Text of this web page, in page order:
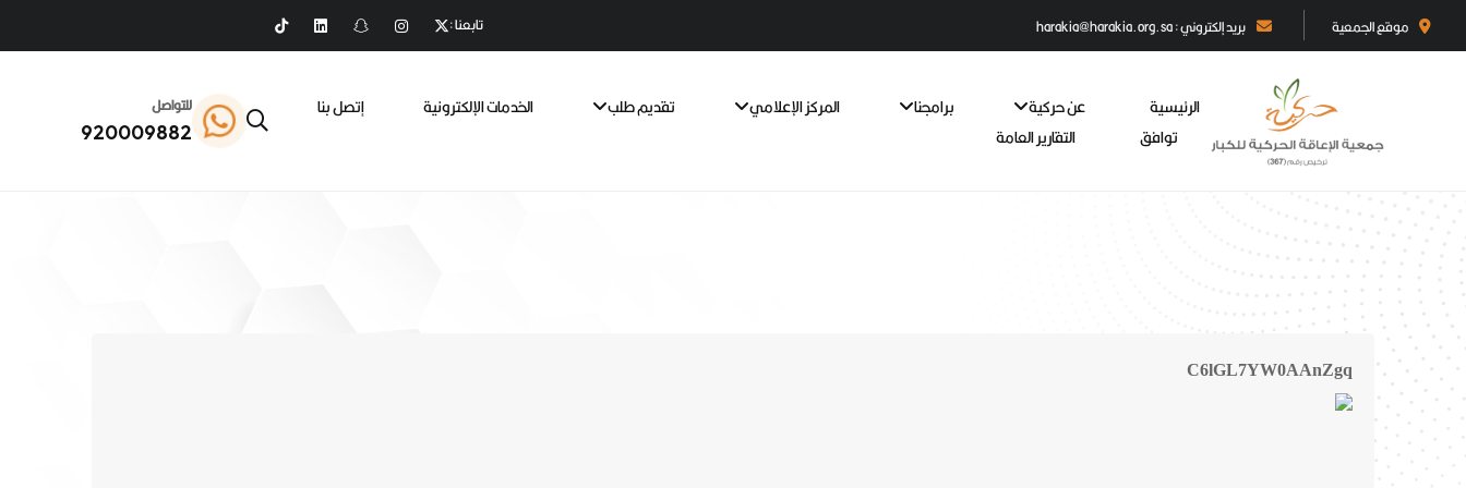
موقع الجمعية بريد إلكتروني : harakia@harakia.org.sa تابعنا :
الرئيسية عن حركية برامجنا المركز الإعلامي تقديم طلب الخدمات الإلكترونية
إتصل بنا
توافق
التقارير العامة
للتواصل
920009882
C6lGL7YW0AAnZgq